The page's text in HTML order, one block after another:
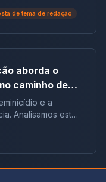
acesso ao
de tema de redação
aborda o
caminho de
e a
Analisamos este
te preparamos